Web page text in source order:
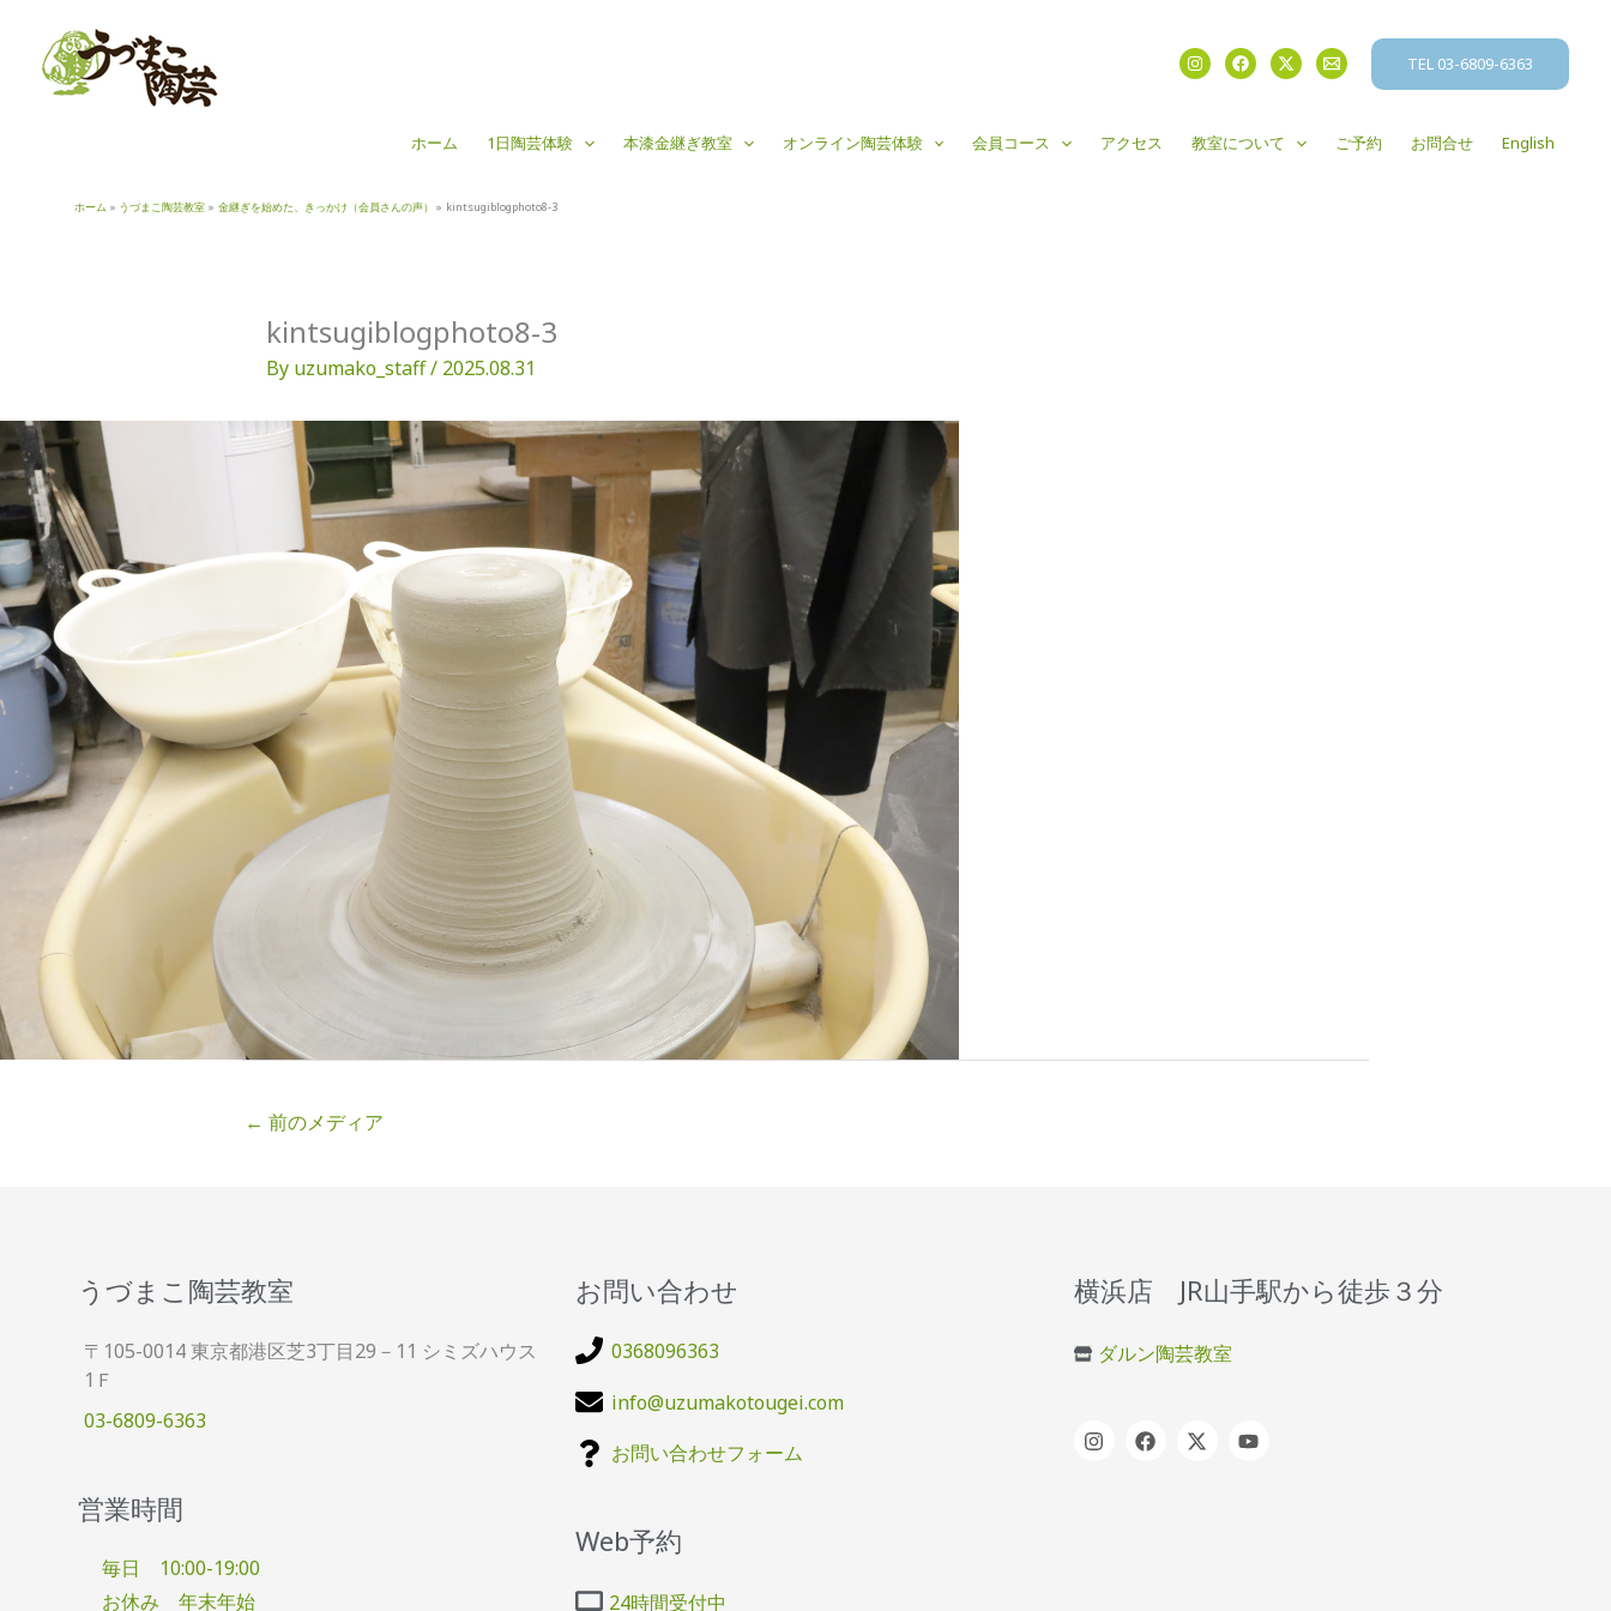
TEL 03-6809-6363
ホーム 1日陶芸体験 本漆金継ぎ教室 オンライン陶芸体験 会員コース アクセス 教室について ご予約 お問合せ English
ホーム うづまこ陶芸教室 金継ぎを始めた、きっかけ（会員さんの声） kintsugiblogphoto8-3
kintsugiblogphoto8-3
By uzumako_staff/ 2025.08.31
← 前のメディア
うづまこ陶芸教室
〒105-0014 東京都港区芝3丁目29－11 シミズハウス
1Ｆ
03-6809-6363
営業時間
毎日 10:00-19:00
お休み 年末年始
お問い合わせ
0368096363
info@uzumakotougei.com
お問い合わせフォーム
Web予約
24時間受付中
横浜店 JR山手駅から徒歩３分
ダルン陶芸教室